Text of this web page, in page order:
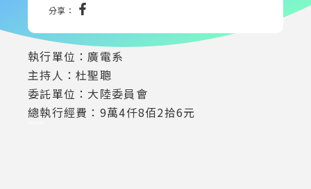
分享：
執行單位：廣電系
主持人：杜聖聰
委託單位：大陸委員會
總執行經費：9萬4仟8佰2拾6元